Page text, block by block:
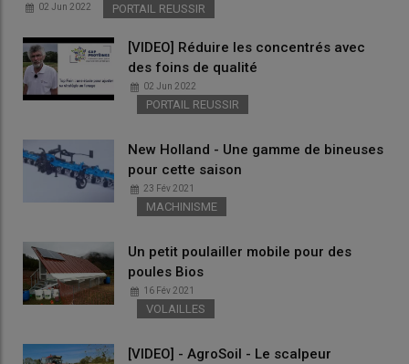
02 Jun 2022 PORTAIL REUSSIR
[VIDEO] Réduire les concentrés avec
des foins de qualité
02 Jun 2022
PORTAIL REUSSIR
New Holland - Une gamme de bineuses
pour cette saison
23 Fév 2021
MACHINISME
Un petit poulailler mobile pour des
poules Bios
16 Fév 2021
VOLAILLES
[VIDEO] - AgroSoil - Le scalpeur